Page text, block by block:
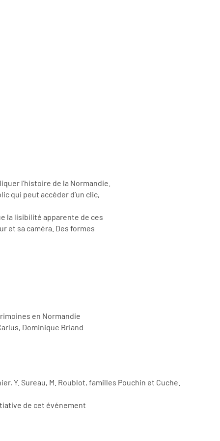
l’histoire de la Normandie.
qui peut accéder d’un clic,
la lisibilité apparente de ces
et sa caméra. Des formes
en Normandie
Dominique Briand
Y. Sureau, M. Roublot, familles Pouchin et Cuche.
de cet événement